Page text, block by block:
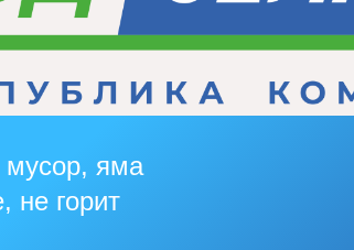
мусор, яма
не горит